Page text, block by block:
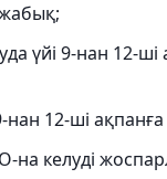
үйі 9-нан 12-ші
нан 12-ші
келуді